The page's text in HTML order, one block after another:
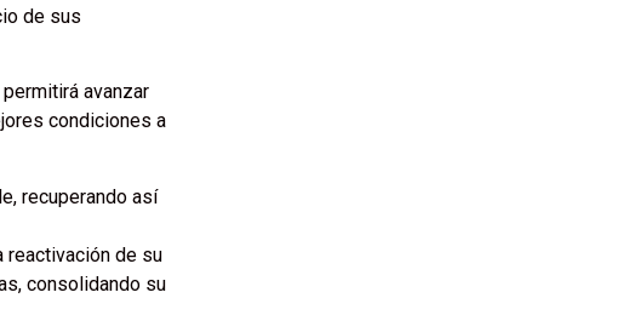
de sus
avanzar
condiciones a
recuperando así
reactivación de su
consolidando su